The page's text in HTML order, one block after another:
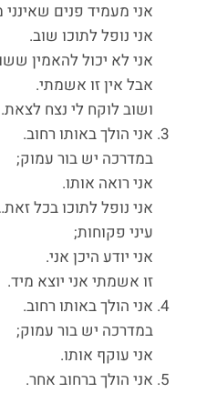
אני מעמיד פנים שאינני
אני נופל לתוכו שוב.
אני לא יכול להאמין
אבל אין זו אשמתי.
ושוב לוקח לי נצח לצאת.
אני הולך באותו רחוב.
במדרכה יש בור עמוק;
אני רואה אותו.
אני נופל לתוכו בכל
עיני פקוחות;
אני יודע היכן אני.
זו אשמתי אני יוצא מיד.
אני הולך באותו רחוב.
במדרכה יש בור עמוק;
אני עוקף אותו.
אני הולך ברחוב אחר.